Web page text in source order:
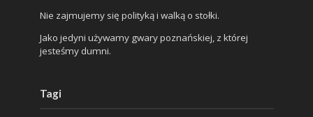
Nie zajmujemy się polityką i walką o stołki.
Jako jedyni używamy gwary poznańskiej, z której
jesteśmy dumni.
Tagi